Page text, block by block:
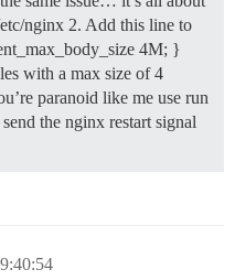
nginx 2. Add this line to
4M; }
with a max size of 4
paranoid like me use run
the nginx restart signal